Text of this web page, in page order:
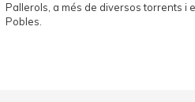
Pallerols, a més de diversos torrents i
Pobles.